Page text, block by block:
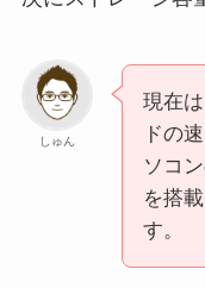
しゅん
現在
ドの
ソコ
を搭
す。